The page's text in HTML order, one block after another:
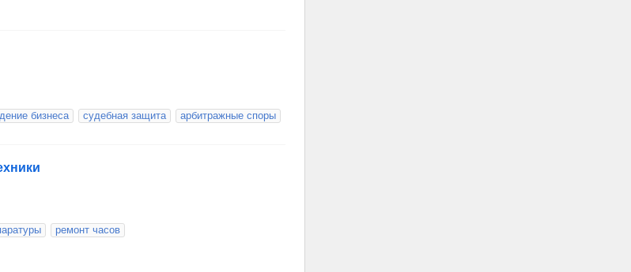
бизнеса судебная защита
арбитражные споры
ремонт часов